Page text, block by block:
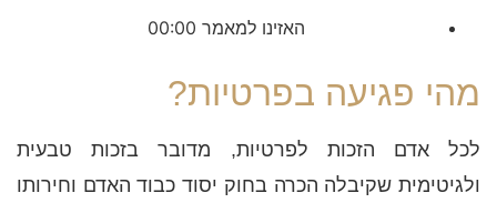
האזינו למאמר 00:00
מהי פגיעה בפרטיות?
לכל אדם הזכות לפרטיות, מדובר בזכות טבעית
ולגיטימית שקיבלה הכרה בחוק יסוד כבוד האדם וחירותו